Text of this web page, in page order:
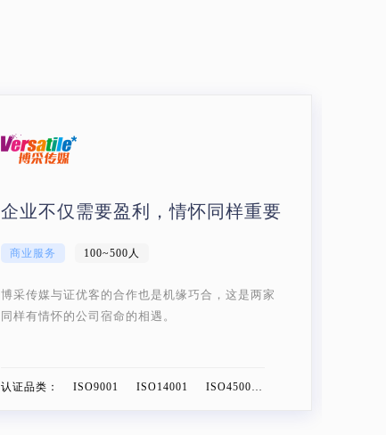
管家式认证咨询服务
互联网/IT 100~500人
把客户的需求当做自己的需求，同时在服务上精益
求精，力求完美
认证品类： ISO27001 ISO20000